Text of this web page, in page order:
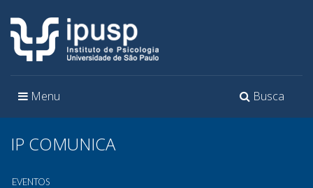
Toggle
Busca
Toggle
Menu
IP COMUNICA
EVENTOS